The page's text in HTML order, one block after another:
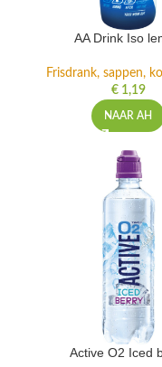
AA Drink Iso
Frisdrank, sappen,
€1,19
NAAR AH
Active O2 Iced